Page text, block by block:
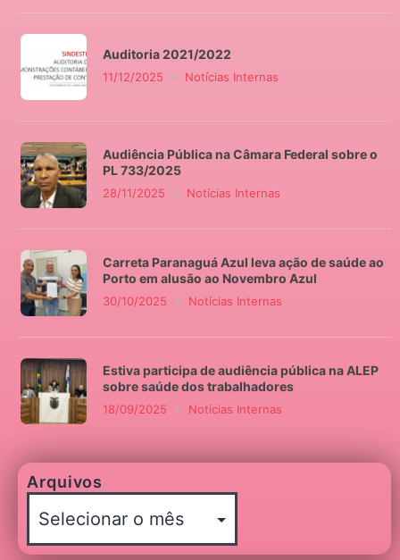
Auditoria 2021/2022
11/12/2025 Notícias Internas
Audiência Pública na Câmara Federal sobre o
PL 733/2025
28/11/2025 Notícias Internas
Carreta Paranaguá Azul leva ação de saúde ao
Porto em alusão ao Novembro Azul
30/10/2025 Notícias Internas
Estiva participa de audiência pública na ALEP
sobre saúde dos trabalhadores
18/09/2025 Notícias Internas
Arquivos